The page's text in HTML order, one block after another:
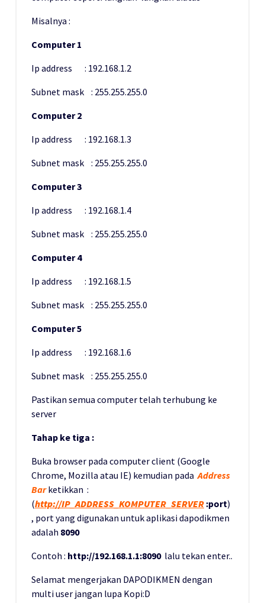
Misalnya :
Computer 1
Ip address : 192.168.1.2
Subnet mask : 255.255.255.0
Computer 2
Ip address : 192.168.1.3
Subnet mask : 255.255.255.0
Computer 3
Ip address : 192.168.1.4
Subnet mask : 255.255.255.0
Computer 4
Ip address : 192.168.1.5
Subnet mask : 255.255.255.0
Computer 5
Ip address : 192.168.1.6
Subnet mask : 255.255.255.0
Pastikan semua computer telah terhubung ke
server
Tahap ke tiga :
Buka browser pada computer client (Google
Chrome, Mozilla atau IE) kemudian padaAddress
Barketikkan :
(http://IP_ADDRESS_KOMPUTER_SERVER :port)
, port yang digunakan untuk aplikasi dapodikmen
adalah 8090
Contoh : http://192.168.1.1:8090lalu tekan enter..
Selamat mengerjakan DAPODIKMEN dengan
multi user jangan lupa Kopi:D